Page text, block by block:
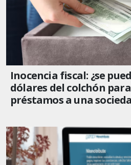
Inocencia fiscal: ¿se
dólares del colchón
préstamos a una